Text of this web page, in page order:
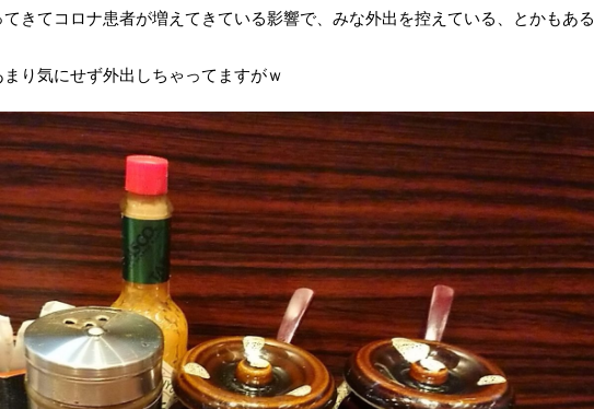
きてコロナ患者が増えてきている影響で、みな外出を控えている、とかもある
り気にせず外出しちゃってますがｗ